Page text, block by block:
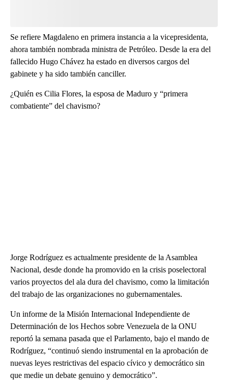
Se refiere Magdaleno en primera instancia a la vicepresidenta,
ahora también nombrada ministra de Petróleo. Desde la era del
fallecido Hugo Chávez ha estado en diversos cargos del
gabinete y ha sido también canciller.
¿Quién es Cilia Flores, la esposa de Maduro y “primera
combatiente” del chavismo?
Jorge Rodríguez es actualmente presidente de la Asamblea
Nacional, desde donde ha promovido en la crisis poselectoral
varios proyectos del ala dura del chavismo, como la limitación
del trabajo de las organizaciones no gubernamentales.
Un informe de la Misión Internacional Independiente de
Determinación de los Hechos sobre Venezuela de la ONU
reportó la semana pasada que el Parlamento, bajo el mando de
Rodríguez, “continuó siendo instrumental en la aprobación de
nuevas leyes restrictivas del espacio cívico y democrático sin
que medie un debate genuino y democrático”.